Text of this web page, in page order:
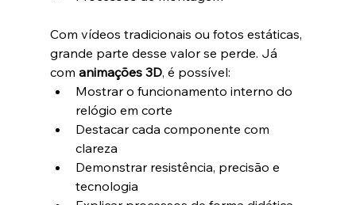
Com vídeos tradicionais ou fotos estáticas,
grande parte desse valor se perde. Já
com animações 3D, é possível:
Mostrar o funcionamento interno do
relógio em corte
Destacar cada componente com
clareza
Demonstrar resistência, precisão e
tecnologia